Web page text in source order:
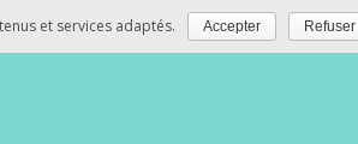
et services adaptés. Accepter Refuser